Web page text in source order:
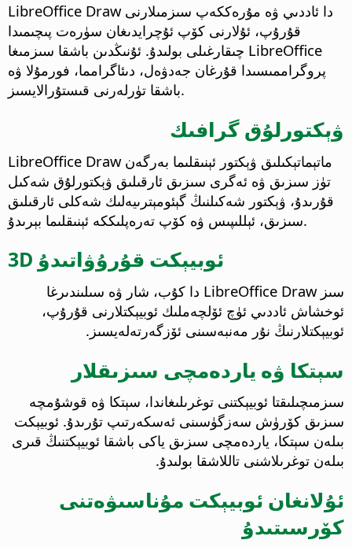
LibreOffice Draw دا ئاددىي ۋە مۇرەككەپ سىزمىلارنى
قۇرۇپ، ئۇلارنى كۆپ ئۇچرايدىغان سۈرەت پىچىمىدا
چىقارغىلى بولىدۇ. ئۇنىڭدىن باشقا سىزمىغا LibreOffice
پروگراممىسىدا قۇرغان جەدۋەل، دىئاگرامما، فورمۇلا ۋە
باشقا تۈرلەرنى قىستۇرالايسىز.
ۋېكتورلۇق گرافىك
LibreOffice Draw ماتېماتېكىلىق ۋېكتور ئېنىقلىما بەرگەن
تۈز سىزىق ۋە ئەگرى سىزىق ئارقىلىق ۋېكتورلۇق شەكىل
قۇرىدۇ، ۋېكتور شەكىلنىڭ گېئومېترىيەلىك شەكلى ئارقىلىق
سىزىق، ئېللىپىس ۋە كۆپ تەرەپلىككە ئېنىقلىما بېرىدۇ.
3D ئوبيېكت قۇرۇۋاتىدۇ
سىز LibreOffice Draw دا كۇب، شار ۋە سىلىندىرغا
ئوخشاش ئاددىي ئۈچ ئۆلچەملىك ئوبيېكتلارنى قۇرۇپ،
ئوبيېكتلارنىڭ نۇر مەنبەسىنى ئۆزگەرتەلەيسىز.
سېتكا ۋە ياردەمچى سىزىقلار
سىزمىچىلىقتا ئوبيېكتنى توغرىلىغاندا، سېتكا ۋە قوشۇمچە
سىزىق كۆرۈش سەزگۈسىنى ئەسكەرتىپ تۇرىدۇ. ئوبيېكت
بىلەن سېتكا، ياردەمچى سىزىق ياكى باشقا ئوبيېكتنىڭ قىرى
بىلەن توغرىلاشنى تاللاشقا بولىدۇ.
ئۇلانغان ئوبيېكت مۇناسىۋەتنى
كۆرسىتىدۇ